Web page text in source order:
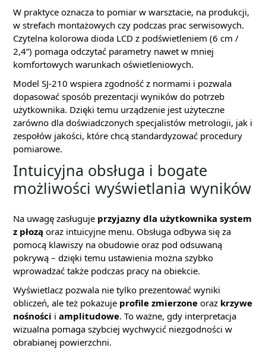
W praktyce oznacza to pomiar w warsztacie, na produkcji,
w strefach montażowych czy podczas prac serwisowych.
Czytelna kolorowa dioda LCD z podświetleniem (6 cm /
2,4”) pomaga odczytać parametry nawet w mniej
komfortowych warunkach oświetleniowych.
Model SJ-210 wspiera zgodność z normami i pozwala
dopasować sposób prezentacji wyników do potrzeb
użytkownika. Dzięki temu urządzenie jest użyteczne
zarówno dla doświadczonych specjalistów metrologii, jak i
zespołów jakości, które chcą standardyzować procedury
pomiarowe.
Intuicyjna obsługa i bogate
możliwości wyświetlania wyników
Na uwagę zasługuje przyjazny dla użytkownika system
z płozą oraz intuicyjne menu. Obsługa odbywa się za
pomocą klawiszy na obudowie oraz pod odsuwaną
pokrywą – dzięki temu ustawienia można szybko
wprowadzać także podczas pracy na obiekcie.
Wyświetlacz pozwala nie tylko prezentować wyniki
obliczeń, ale też pokazuje profile zmierzone oraz krzywe
nośności i amplitudowe. To ważne, gdy interpretacja
wizualna pomaga szybciej wychwycić niezgodności w
obrabianej powierzchni.